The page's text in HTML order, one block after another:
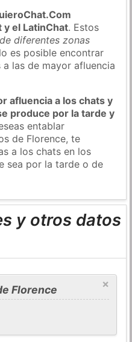
y el LatinChat. Estos
diferentes zonas
es posible encontrar
las de mayor afluencia
afluencia a los chats y
produce por la tarde y
entablar
de Florence, te
a los chats en los
sea por la tarde o de
y otros datos
×
Florence